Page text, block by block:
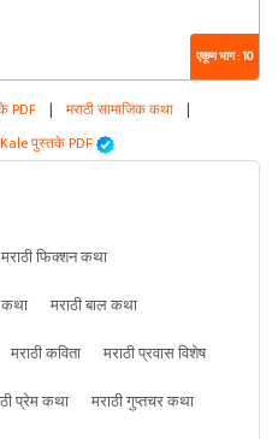
एकूण भाग : 10
PDF | मराठी सामाजिक कथा |
पुस्तके PDF
मराठी फिक्शन कथा
कथा
मराठी बाल कथा
मराठी कविता
मराठी प्रवास विशेष
प्रेम कथा
मराठी गुप्तचर कथा